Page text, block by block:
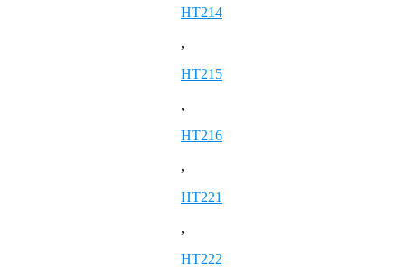
HT214
,
HT215
,
HT216
,
HT221
,
HT222